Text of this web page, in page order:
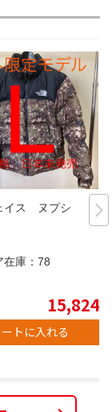
イス ヌプシ
庫： 78
15,824
トに入れる